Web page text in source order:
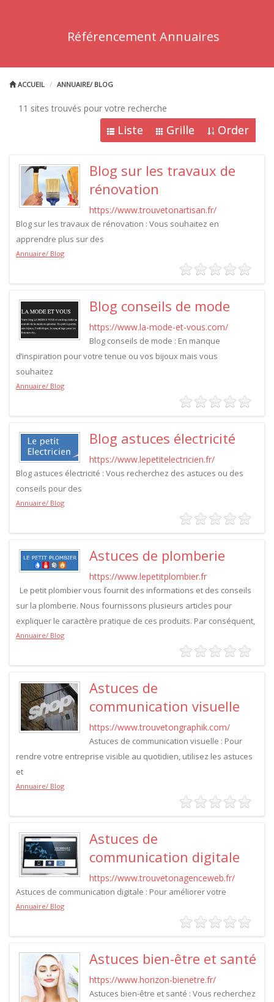
Référencement Annuaires
ACCUEIL ANNUAIRE/ BLOG
11 sites trouvés pour votre recherche
Liste Grille Order
Blog sur les travaux de
rénovation
https://www.trouvetonartisan.fr/
Blog sur les travaux de rénovation : Vous souhaitez en
apprendre plus sur des
Annuaire/ Blog
Blog conseils de mode
https://www.la-mode-et-vous.com/
Blog conseils de mode : En manque
d’inspiration pour votre tenue ou vos bijoux mais vous
souhaitez
Annuaire/ Blog
Blog astuces électricité
https://www.lepetitelectricien.fr/
Blog astuces électricité : Vous recherchez des astuces ou des
conseils pour des
Annuaire/ Blog
Astuces de plomberie
https://www.lepetitplombier.fr
Le petit plombier vous fournit des informations et des conseils
sur la plomberie. Nous fournissons plusieurs articles pour
expliquer le caractère pratique de ces produits. Par conséquent,
Annuaire/ Blog
Astuces de
communication visuelle
https://www.trouvetongraphik.com/
Astuces de communication visuelle : Pour
rendre votre entreprise visible au quotidien, utilisez les astuces
et
Annuaire/ Blog
Astuces de
communication digitale
https://www.trouvetonagenceweb.fr/
Astuces de communication digitale : Pour améliorer votre
Annuaire/ Blog
Astuces bien-être et santé
https://www.horizon-bienetre.fr/
Astuces bien-être et santé : Vous recherchez